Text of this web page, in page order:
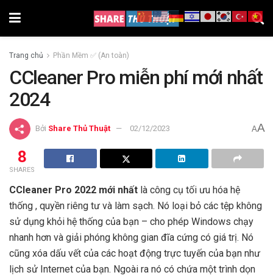
Trang chủ Phần Mềm ✅ (An toàn)
CCleaner Pro miễn phí mới nhất
2024
Bởi Share Thủ Thuật 02/12/2023 AA
8
SHARES
CCleaner Pro 2022 mới nhất là công cụ tối ưu hóa hệ
thống , quyền riêng tư và làm sạch. Nó loại bỏ các tệp không
sử dụng khỏi hệ thống của bạn – cho phép Windows chạy
nhanh hơn và giải phóng không gian đĩa cứng có giá trị. Nó
cũng xóa dấu vết của các hoạt động trực tuyến của bạn như
lịch sử Internet của bạn. Ngoài ra nó có chứa một trình dọn